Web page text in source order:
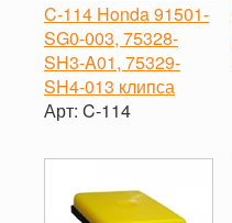
C-114 Honda 91501-
SG0-003, 75328-
SH3-A01, 75329-
SH4-013 клипса
Арт: C-114
-
+